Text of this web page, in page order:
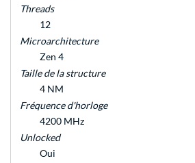
Threads
12
Microarchitecture
Zen 4
Taille de la structure
4 NM
Fréquence d'horloge
4200 MHz
Unlocked
Oui